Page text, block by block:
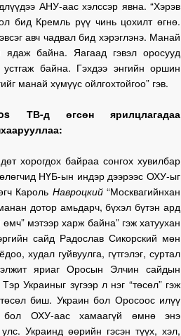
АНУ-аас хэлссэр явна. “Хэрэв
бид Кремль рүү чинь цохилт өгнө.
авч чадвал бид хэрэглэнэ. Манай
ядаж байна. Яагаад гэвэл оросууд
байна. Гэхдээ энгийн оршин
манай хүмүүс ойлгохтойгоо” гэв.
ТВ-д өгсөн ярилцлагадаа
хорогдох байраа сонгох хувилбар
НҮБ-ын индэр дээрээс ОХУ-ыг
Кароль Навроцкий“Москвагийнхан
дотор амьдарч, бүхэл бүтэн ард
мэтээр харж байна” гэж хатуухан
сайд Радослав Сикорский мөн
худал гуйвуулга, гүтгэлэг, суртал
яриаг Оросын Элчин сайдын
Украиныг зүгээр л нэг “төсөл” гэж
биш. Украин бол Оросоос илүү
бол ОХУ-аас хамаагүй өмнө энэ
Украинд өөрийн гэсэн түүх, хэл,